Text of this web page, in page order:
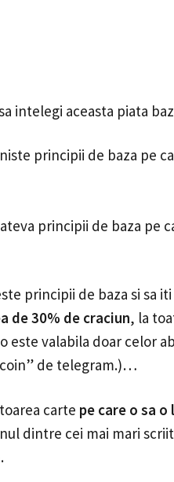
intelegi aceasta piata
principii de baza pe
principii de baza pe
principii de baza si sa
de 30% de craciun, la
este valabila doar celor
de telegram.)…
carte pe care o sa o
dintre cei mai mari